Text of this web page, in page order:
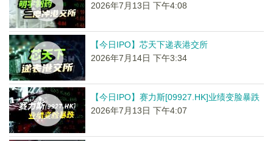
2026年7月13日 下午4:08
【今日IPO】芯天下递表港交所
2026年7月14日 下午3:34
【今日IPO】赛力斯[09927.HK]业绩变脸暴跌
2026年7月13日 下午4:07